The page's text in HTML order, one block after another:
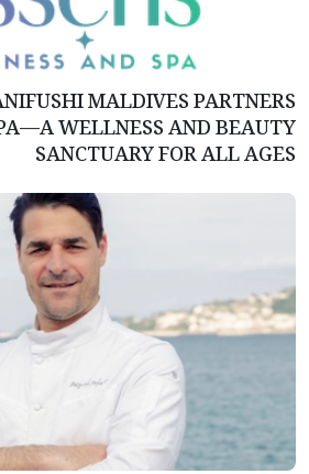
MALDIVES PARTNERS
WELLNESS AND BEAUTY
SANCTUARY FOR ALL AGES